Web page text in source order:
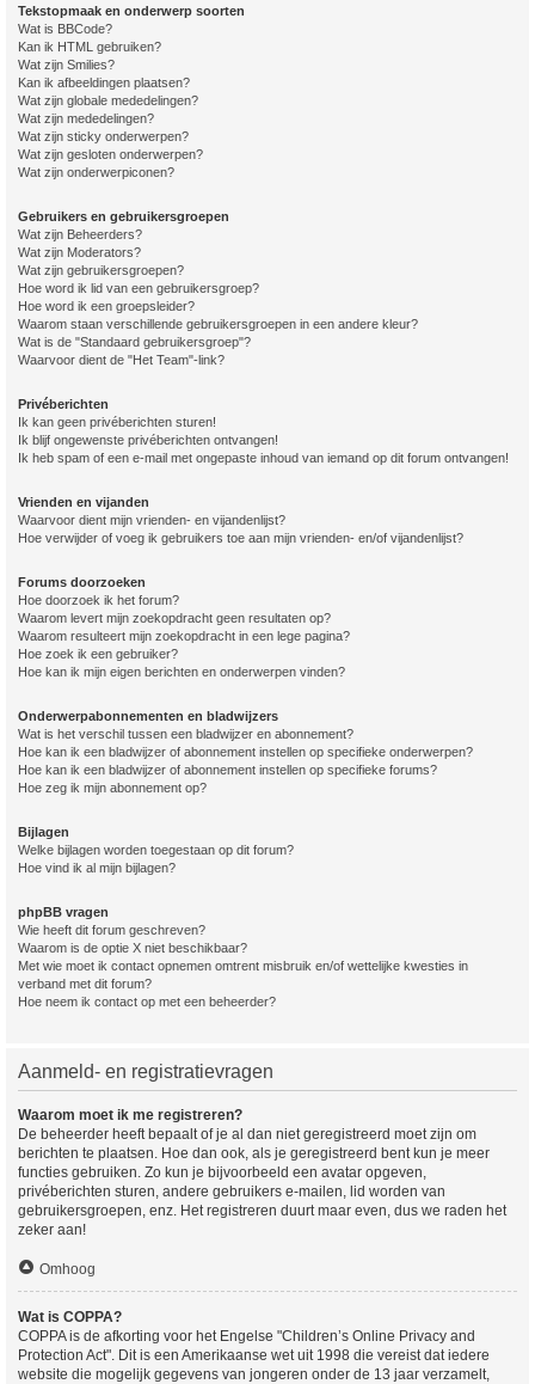
Tekstopmaak en onderwerp soorten
Wat is BBCode?
Kan ik HTML gebruiken?
Wat zijn Smilies?
Kan ik afbeeldingen plaatsen?
Wat zijn globale mededelingen?
Wat zijn mededelingen?
Wat zijn sticky onderwerpen?
Wat zijn gesloten onderwerpen?
Wat zijn onderwerpiconen?
Gebruikers en gebruikersgroepen
Wat zijn Beheerders?
Wat zijn Moderators?
Wat zijn gebruikersgroepen?
Hoe word ik lid van een gebruikersgroep?
Hoe word ik een groepsleider?
Waarom staan verschillende gebruikersgroepen in een andere kleur?
Wat is de "Standaard gebruikersgroep"?
Waarvoor dient de "Het Team"-link?
Privéberichten
Ik kan geen privéberichten sturen!
Ik blijf ongewenste privéberichten ontvangen!
Ik heb spam of een e-mail met ongepaste inhoud van iemand op dit forum ontvangen!
Vrienden en vijanden
Waarvoor dient mijn vrienden- en vijandenlijst?
Hoe verwijder of voeg ik gebruikers toe aan mijn vrienden- en/of vijandenlijst?
Forums doorzoeken
Hoe doorzoek ik het forum?
Waarom levert mijn zoekopdracht geen resultaten op?
Waarom resulteert mijn zoekopdracht in een lege pagina?
Hoe zoek ik een gebruiker?
Hoe kan ik mijn eigen berichten en onderwerpen vinden?
Onderwerpabonnementen en bladwijzers
Wat is het verschil tussen een bladwijzer en abonnement?
Hoe kan ik een bladwijzer of abonnement instellen op specifieke onderwerpen?
Hoe kan ik een bladwijzer of abonnement instellen op specifieke forums?
Hoe zeg ik mijn abonnement op?
Bijlagen
Welke bijlagen worden toegestaan op dit forum?
Hoe vind ik al mijn bijlagen?
phpBB vragen
Wie heeft dit forum geschreven?
Waarom is de optie X niet beschikbaar?
Met wie moet ik contact opnemen omtrent misbruik en/of wettelijke kwesties in
verband met dit forum?
Hoe neem ik contact op met een beheerder?
Aanmeld- en registratievragen
Waarom moet ik me registreren?
De beheerder heeft bepaalt of je al dan niet geregistreerd moet zijn om
berichten te plaatsen. Hoe dan ook, als je geregistreerd bent kun je meer
functies gebruiken. Zo kun je bijvoorbeeld een avatar opgeven,
privéberichten sturen, andere gebruikers e-mailen, lid worden van
gebruikersgroepen, enz. Het registreren duurt maar even, dus we raden het
zeker aan!
Omhoog
Wat is COPPA?
COPPA is de afkorting voor het Engelse "Children’s Online Privacy and
Protection Act". Dit is een Amerikaanse wet uit 1998 die vereist dat iedere
website die mogelijk gegevens van jongeren onder de 13 jaar verzamelt,